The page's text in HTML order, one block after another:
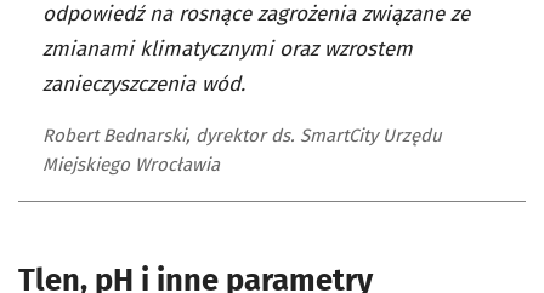
odpowiedź na rosnące zagrożenia związane ze
zmianami klimatycznymi oraz wzrostem
zanieczyszczenia wód.
Robert Bednarski, dyrektor ds. SmartCity Urzędu
Miejskiego Wrocławia
Tlen, pH i inne parametry